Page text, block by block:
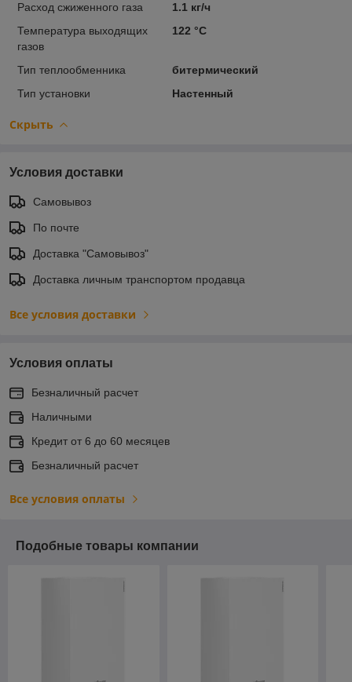
Расход сжиженного газа
1.1 кг/ч
Температура выходящих
газов
122 °С
Тип теплообменника
битермический
Тип установки
Настенный
Скрыть
Условия доставки
Самовывоз
По почте
Доставка "Самовывоз"
Доставка личным транспортом продавца
Все условия доставки
Условия оплаты
Безналичный расчет
Наличными
Кредит от 6 до 60 месяцев
Безналичный расчет
Все условия оплаты
Подобные товары компании